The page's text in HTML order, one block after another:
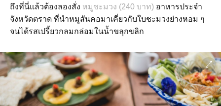
ถึงที่นี่แล้วต้องลองสั่ง หมูชะมวง (240 บาท) อาหารประจำ
จังหวัดตราด ที่นำหมูสันคอมาเคี่ยวกับใบชะมวงย่างหอม ๆ
จนได้รสเปรี้ยวกลมกล่อมในน้ำขลุกขลิก